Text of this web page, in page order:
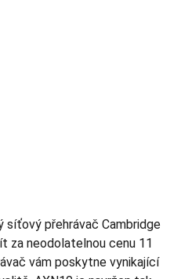
síťový přehrávač Cambridge
za neodolatelnou cenu 11
vám poskytne vynikající